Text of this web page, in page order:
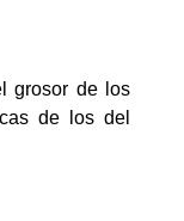
grosor de los
de los del